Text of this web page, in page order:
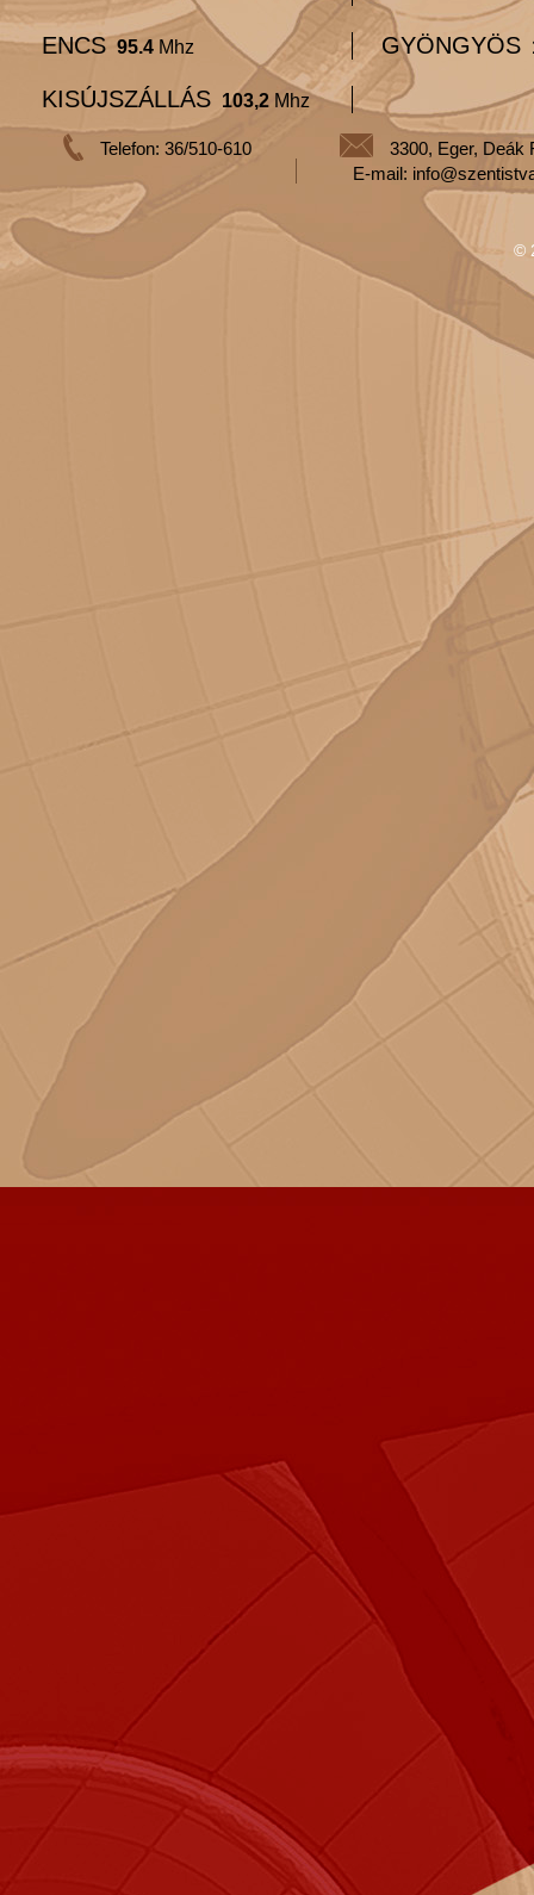
ENCS 95.4 Mhz GYÖNGYÖS
KISÚJSZÁLLÁS 103,2 Mhz
Telefon: 36/510-610
3300, Eger, Deák
E-mail:
©